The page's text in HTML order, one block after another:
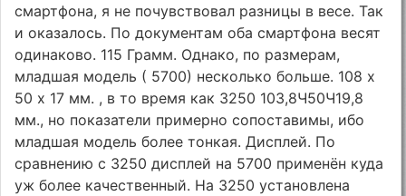
смартфона, я не почувствовал разницы в весе. Так
и оказалось. По документам оба смартфона весят
одинаково. 115 Грамм. Однако, по размерам,
младшая модель ( 5700) несколько больше. 108 х
50 х 17 мм. , в то время как 3250 103,8Ч50Ч19,8
мм., но показатели примерно сопоставимы, ибо
младшая модель более тонкая. Дисплей. По
сравнению с 3250 дисплей на 5700 применён куда
уж более качественный. На 3250 установлена